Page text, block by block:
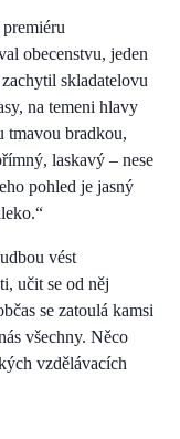
obecenstvu, jeden
skladatelovu
na temeni hlavy
tmavou bradkou,
laskavý – nese
pohled je jasný
vést
učit se od něj
se zatoulá kamsi
všechny. Něco
vzdělávacích